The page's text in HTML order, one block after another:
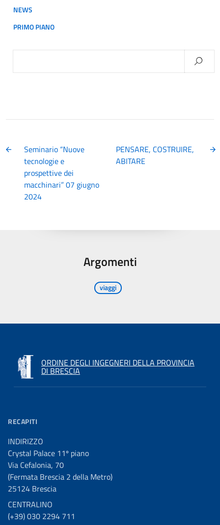
NEWS
PRIMO PIANO
Seminario “Nuove
tecnologie e
prospettive dei
macchinari” 07 giugno
2024
PENSARE, COSTRUIRE,
ABITARE
Argomenti
viaggi
ORDINE DEGLI INGEGNERI DELLA PROVINCIA
DI BRESCIA
RECAPITI
INDIRIZZO
Crystal Palace 11º piano
Via Cefalonia, 70
(Fermata Brescia 2 della Metro)
25124 Brescia
CENTRALINO
(+39) 030 2294 711